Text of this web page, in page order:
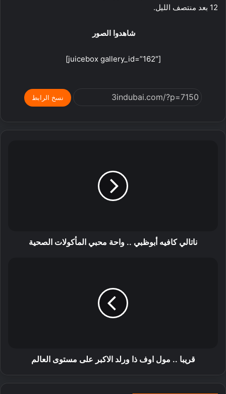
12 بعد منتصف الليل.
شاهدوا الصور
[juicebox gallery_id=”162″]
نسخ الرابط
ناتالي كافيه أبوظبي .. واحة محبي المأكولات الصحية
قريبا .. مول اوف ذا ورلد الاكبر على مستوى العالم